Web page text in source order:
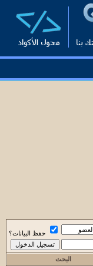
حفظ البيانات؟
البحث